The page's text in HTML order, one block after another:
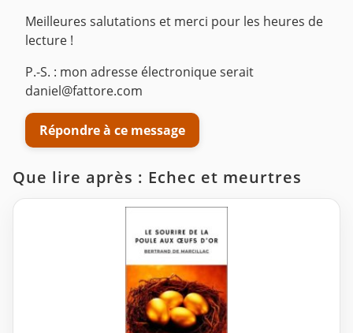
Meilleures salutations et merci pour les heures de
lecture !
P.-S. : mon adresse électronique serait
daniel@fattore.com
Répondre à ce message
Que lire après : Echec et meurtres